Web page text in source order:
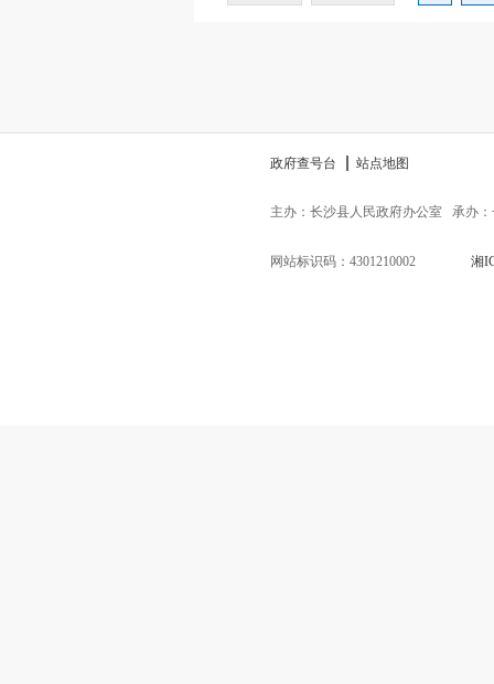
政府查号台 站点地图
主办：长沙县人民政府办公室 承办
网站标识码：4301210002 湘